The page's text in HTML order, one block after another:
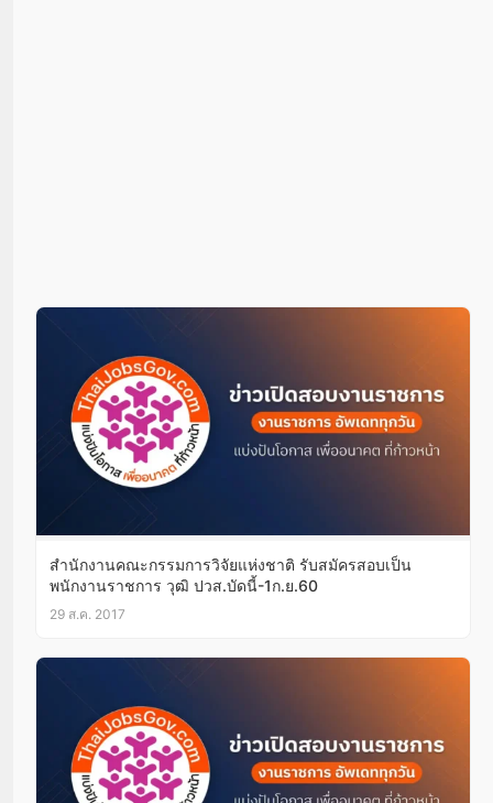
สำนักงานคณะกรรมการวิจัยแห่งชาติ รับสมัครสอบเป็น
พนักงานราชการ วุฒิ ปวส.บัดนี้-1ก.ย.60
29 ส.ค. 2017